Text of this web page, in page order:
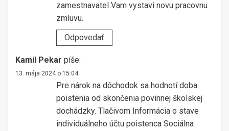
zamestnavatel Vam vystavi novu pracovnu
zmluvu.
Odpovedať
Kamil Pekar píše:
13. mája 2024 o 15:04
Pre nárok na dôchodok sa hodnotí doba
poistenia od skončenia povinnej školskej
dochádzky. Tlačivom Informácia o stave
individuálneho účtu poistenca Sociálna